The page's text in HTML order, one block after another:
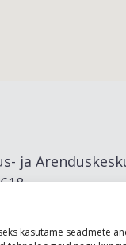
kasutame seadmete
ja